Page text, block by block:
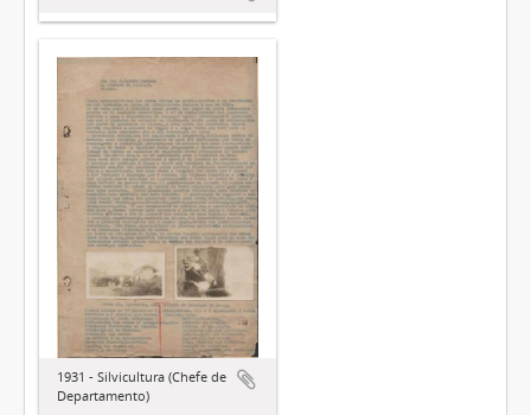
1931 - Silvicultura (Chefe de
Departamento)